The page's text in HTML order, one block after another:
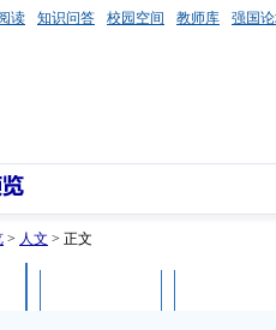
读 知识问答 校园空间 教师库 强国
> 人文 > 正文